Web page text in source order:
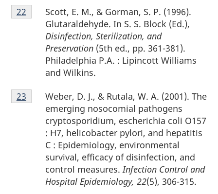
Notes
de
Scott, E. M., & Gorman, S. P. (1996).
Glutaraldehyde. In S. S. Block (Ed.),
Disinfection, Sterilization, and
Preservation(5th ed., pp. 361-381).
Philadelphia P.A. : Lipincott Williams
and Wilkins.
Retour à la référence de la note de bas de page
22
Notes
de
Weber, D. J., & Rutala, W. A. (2001). The
emerging nosocomial pathogens
cryptosporidium, escherichia coli O157
: H7, helicobacter pylori, and hepatitis
C : Epidemiology, environmental
survival, efficacy of disinfection, and
control measures. Infection Control and
Hospital Epidemiology, 22(5), 306-315.
Retour à la référence de la note de bas de page
23